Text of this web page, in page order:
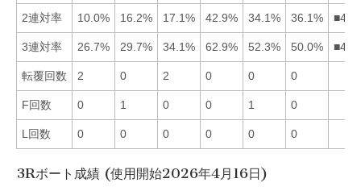
2連対率 10.0% 16.2% 17.1% 42.9% 34.1% 36.1%
3連対率 26.7% 29.7% 34.1% 62.9% 52.3% 50.0%
転覆回数 2 0 2 0 0 0
F回数 0 1 0 0 1 0
L回数 0 0 0 0 0 0
3Rボート成績 (使用開始2026年4月16日)